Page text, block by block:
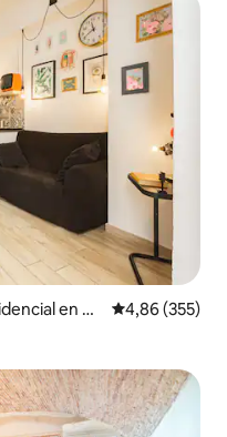
destacados
en Ca
Calificación
4,86 (355)
destacados